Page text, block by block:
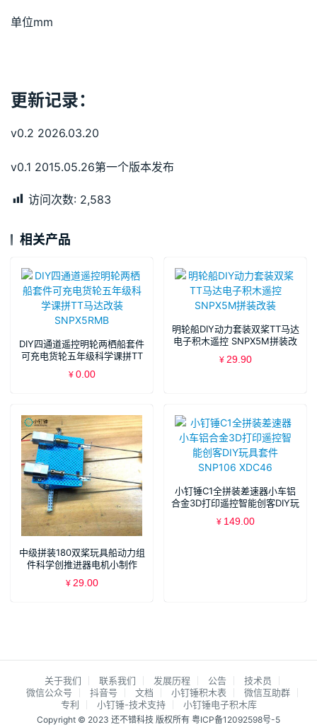
单位mm
更新记录：
v0.2 2026.03.20
v0.1 2015.05.26第一个版本发布
访问次数: 2,583
相关产品
DIY四通道遥控明轮两栖船套件
可充电货轮五年级科学课拼TT
¥ 0.00
明轮船DIY动力套装双桨TT马达
电子积木遥控 SNPX5M拼装改
¥ 29.90
中级拼装180双桨玩具船动力组
件科学创推进器电机小制作
¥ 29.00
小钉锤C1全拼装差速器小车铝
合金3D打印遥控智能创客DIY玩
¥ 149.00
关于我们 联系我们 发展历程 公告
技术员
微信公众号
抖音号 文档 小钉锤积木表
微信互助群
专利
小钉锤-技术支持 小钉锤电子积木库
Copyright © 2023 还不错科技 版权所有 粤ICP备12092598号-5